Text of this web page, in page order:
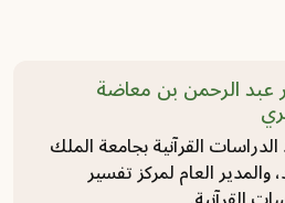
خِلَالٌ﴾ [إبراهيم: 31].
عبد الرحمن بن معاضة
القرآنية بجامعة الملك
العام لمركز تفسير